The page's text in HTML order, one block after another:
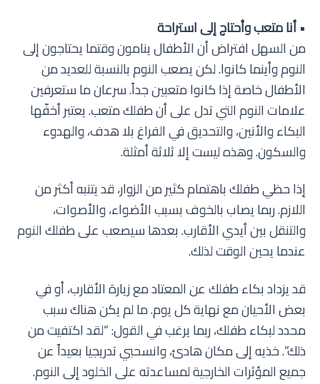
•أنا متعب وأحتاج إلى استراحة
من السهل افتراض أن الأطفال ينامون وقتما يحتاجون إلى
النوم وأينما كانوا. لكن يصعب النوم بالنسبة للعديد من
الأطفال خاصة إذا كانوا متعبين جداً. سرعان ما ستعرفين
علامات النوم التي تدل على أن طفلك متعب. يعتبر أخفّها
البكاء والأنين، والتحديق في الفراغ بلا هدف، والهدوء
والسكون. وهذه ليست إلا ثلاثة أمثلة.
إذا حظي طفلك باهتمام كثير من الزوار، قد يتنبه أكثر من
اللازم. ربما يصاب بالخوف بسبب الأضواء، والأصوات،
والتنقل بين أيدي الأقارب. بعدها سيصعب على طفلك النوم
عندما يحين الوقت لذلك.
قد يزداد بكاء طفلك عن المعتاد مع زيارة الأقارب، أو في
بعض الأحيان مع نهاية كل يوم. ما لم يكن هناك سبب
محدد لبكاء طفلك، ربما يرغب في القول: “لقد اكتفيت من
ذلك”. خذيه إلى مكان هادئ، وانسحبي تدريجيا بعيداً عن
جميع المؤثرات الخارجية لمساعدته على الخلود إلى النوم.